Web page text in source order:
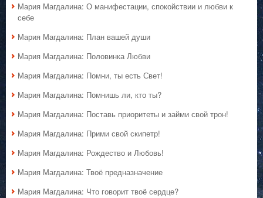
Мария Магдалина: О манифестации, спокойствии и любви к
себе
Мария Магдалина: План вашей души
Мария Магдалина: Половинка Любви
Мария Магдалина: Помни, ты есть Свет!
Мария Магдалина: Помнишь ли, кто ты?
Мария Магдалина: Поставь приоритеты и займи свой трон!
Мария Магдалина: Прими свой скипетр!
Мария Магдалина: Рождество и Любовь!
Мария Магдалина: Твоё предназначение
Мария Магдалина: Что говорит твоё сердце?